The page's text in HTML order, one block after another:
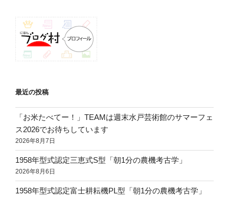
ン
最近の投稿
「お米たべてー！」TEAMは週末水戸芸術館のサマーフェ
ス2026でお待ちしています
2026年8月7日
1958年型式認定三恵式S型「朝1分の農機考古学」
2026年8月6日
1958年型式認定富士耕耘機PL型「朝1分の農機考古学」